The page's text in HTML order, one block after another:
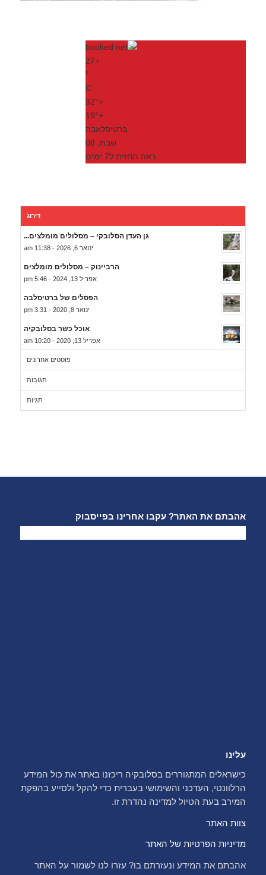
+
27
°
C
+
32°
+
19°
ברטיסלאבה
שבת, 08
ראה תחזית ל7 ימים
דירוג
גן העדן הסלובקי – מסלולים מומלצים...
ינואר 6, 2026 - 11:38 am
הרביינוק – מסלולים מומלצים
אפריל 13, 2024 - 5:46 pm
הפסלים של ברטיסלבה
ינואר 8, 2020 - 3:31 pm
אוכל כשר בסלובקיה
אפריל 13, 2020 - 10:20 am
פוסטים אחרונים
תגובות
תגיות
אהבתם את האתר? עקבו אחרינו בפייסבוק
עלינו
כישראלים המתגוררים בסלובקיה ריכזנו באתר את כול המידע
הרלוונטי, העדכני והשימושי בעברית כדי להקל ולסייע בהפקת
המירב בעת הטיול למדינה נהדרת זו.
צוות האתר
מדיניות הפרטיות של האתר
אהבתם את המידע ונעזרתם בו? עזרו לנו לשמור על האתר